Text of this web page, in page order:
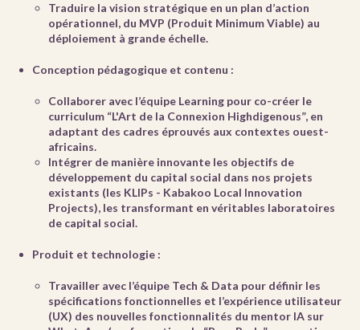
Traduire la vision stratégique en un plan d’action
opérationnel, du MVP (Produit Minimum Viable) au
déploiement à grande échelle.
Conception pédagogique et contenu :
Collaborer avec l’équipe Learning pour co-créer le
curriculum “L'Art de la Connexion Highdigenous”, en
adaptant des cadres éprouvés aux contextes ouest-
africains.
Intégrer de manière innovante les objectifs de
développement du capital social dans nos projets
existants (les KLIPs - Kabakoo Local Innovation
Projects), les transformant en véritables laboratoires
de capital social.
Produit et technologie :
Travailler avec l’équipe Tech & Data pour définir les
spécifications fonctionnelles et l’expérience utilisateur
(UX) des nouvelles fonctionnalités du mentor IA sur